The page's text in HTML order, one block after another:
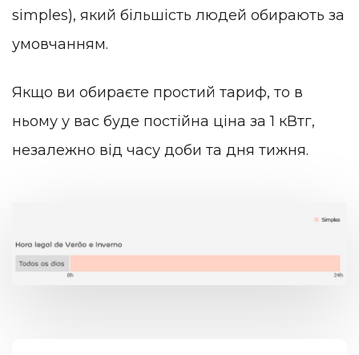
simples), який більшість людей обирають за
умовчанням.
Якщо ви обираєте простий тариф, то в
ньому у вас буде постійна ціна за 1 кВтг,
незалежно від часу доби та дня тижня.